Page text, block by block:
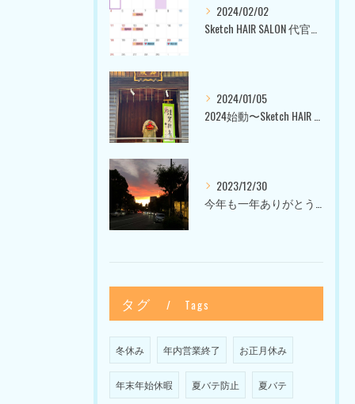
2024/02/02
2024/01/05
2023/12/30
タグ Tags
冬休み 年内営業終了 お正月休み
年末年始休暇 夏バテ防止 夏バテ